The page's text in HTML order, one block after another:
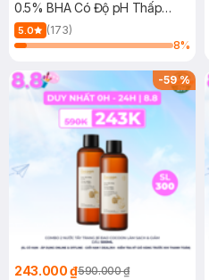
0.5% BHA Có Độ pH Thấp
150ml
5.0
(173)
8%
-59%
243.000 ₫590.000 ₫